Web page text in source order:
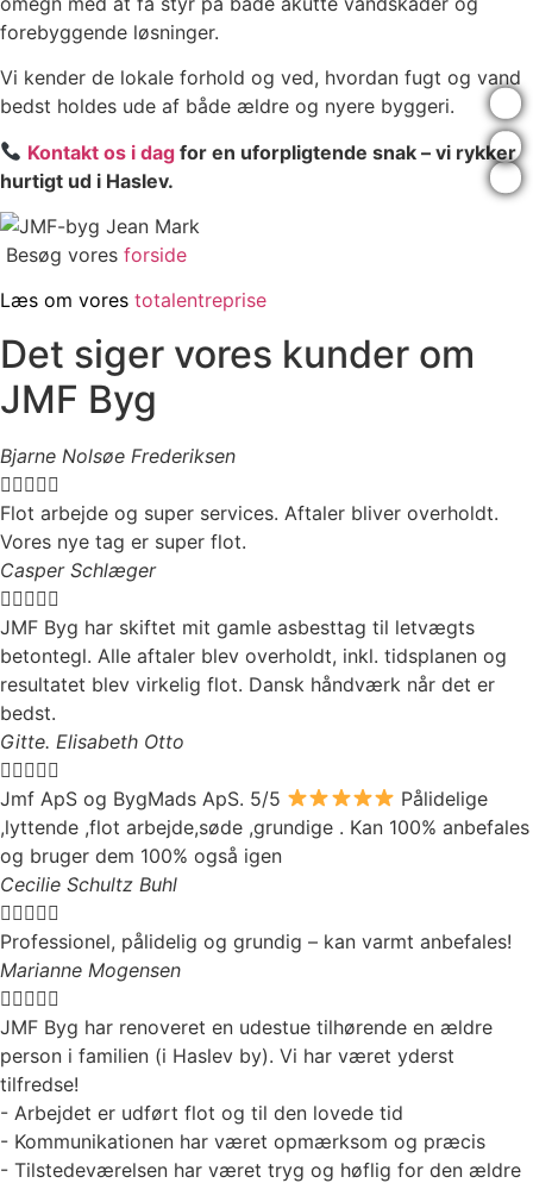
forebyggende løsninger.
Vi kender de lokale forhold og ved, hvordan fugt og vand
bedst holdes ude af både ældre og nyere byggeri.
Kontakt os i dag for en uforpligtende snak – vi rykker
hurtigt ud i Haslev.
Besøg vores forside
Læs om vores totalentreprise
Det siger vores kunder om
JMF Byg
Bjarne Nolsøe Frederiksen

Flot arbejde og super services. Aftaler bliver overholdt.
Vores nye tag er super flot.
Casper Schlæger

JMF Byg har skiftet mit gamle asbesttag til letvægts
betontegl. Alle aftaler blev overholdt, inkl. tidsplanen og
resultatet blev virkelig flot. Dansk håndværk når det er
bedst.
Gitte. Elisabeth Otto

Jmf ApS og BygMads ApS. 5/5
Pålidelige
,lyttende ,flot arbejde,søde ,grundige . Kan 100% anbefales
og bruger dem 100% også igen
Cecilie Schultz Buhl

Professionel, pålidelig og grundig – kan varmt anbefales!
Marianne Mogensen

JMF Byg har renoveret en udestue tilhørende en ældre
person i familien (i Haslev by). Vi har været yderst
tilfredse!
- Arbejdet er udført flot og til den lovede tid
- Kommunikationen har været opmærksom og præcis
- Tilstedeværelsen har været tryg og høflig for den ældre